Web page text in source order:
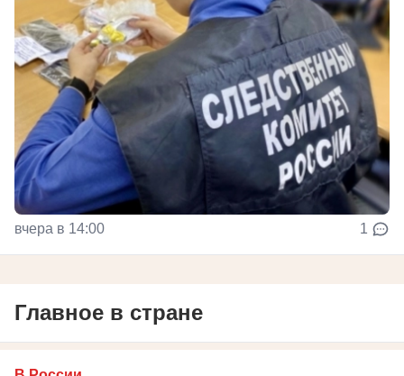
вчера в 14:00 1
Главное в стране